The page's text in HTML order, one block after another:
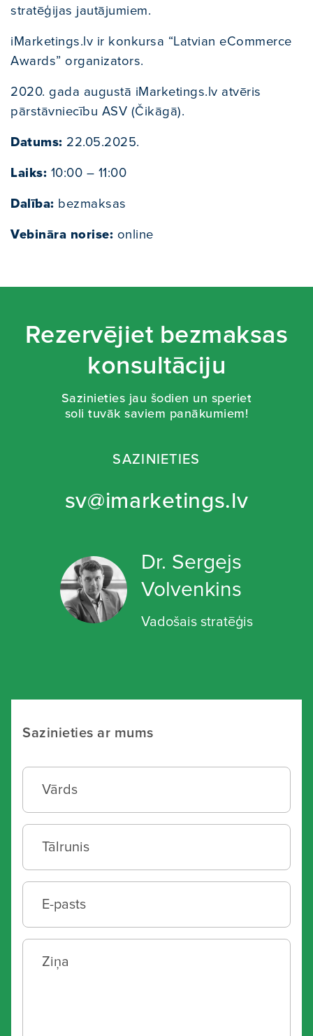
stratēģijas jautājumiem.
iMarketings.lv ir konkursa “Latvian eCommerce
Awards” organizators.
2020. gada augustā iMarketings.lv atvēris
pārstāvniecību ASV (Čikāgā).
Datums: 22.05.2025.
Laiks: 10:00 – 11:00
Dalība: bezmaksas
Vebināra norise: online
Rezervējiet bezmaksas
konsultāciju
Sazinieties jau šodien un speriet
soli tuvāk saviem panākumiem!
SAZINIETIES
sv@imarketings.lv
Dr. Sergejs
Volvenkins
Vadošais stratēģis
Sazinieties ar mums